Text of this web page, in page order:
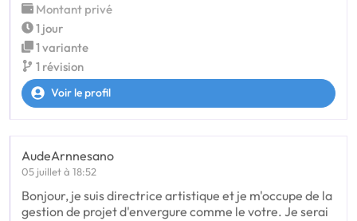
Montant privé
1 jour
1 variante
1 révision
Voir le profil
AudeArnnesano
05 juillet à 18:52
Bonjour, je suis directrice artistique et je m'occupe de la
gestion de projet d'envergure comme le votre. Je serai